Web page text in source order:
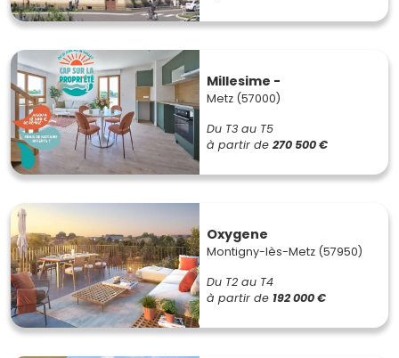
Millesime -
Metz (57000)
Du T3 au T5
à partir de 270 500 €
Oxygene
Montigny-lès-Metz (57950)
Du T2 au T4
à partir de 192 000 €